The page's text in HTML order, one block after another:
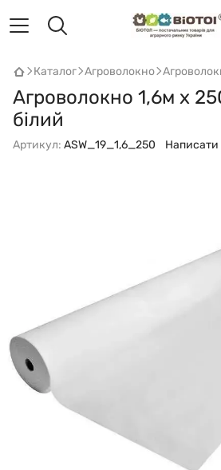
Каталог Агроволокно
Агроволокно 1,6м х
білий
Артикул: ASW_19_1,6_250 Написати